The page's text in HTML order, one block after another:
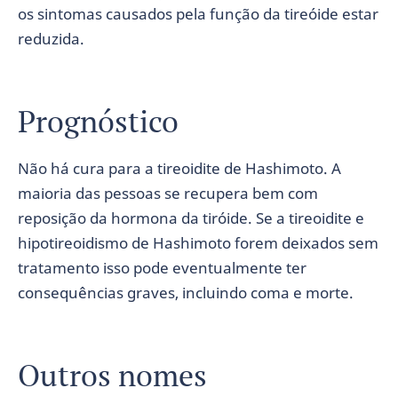
os sintomas causados pela função da tireóide estar
reduzida.
Prognóstico
Não há cura para a tireoidite de Hashimoto. A
maioria das pessoas se recupera bem com
reposição da hormona da tiróide. Se a tireoidite e
hipotireoidismo de Hashimoto forem deixados sem
tratamento isso pode eventualmente ter
consequências graves, incluindo coma e morte.
Outros nomes